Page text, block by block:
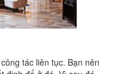
tác liên tục. Bạn nên